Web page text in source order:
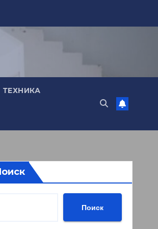
ТЕХНИКА
Поиск